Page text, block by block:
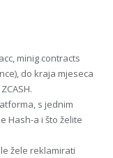
minig contracts
do kraja mjeseca
s jednim
Hash-a i što želite
žele reklamirati